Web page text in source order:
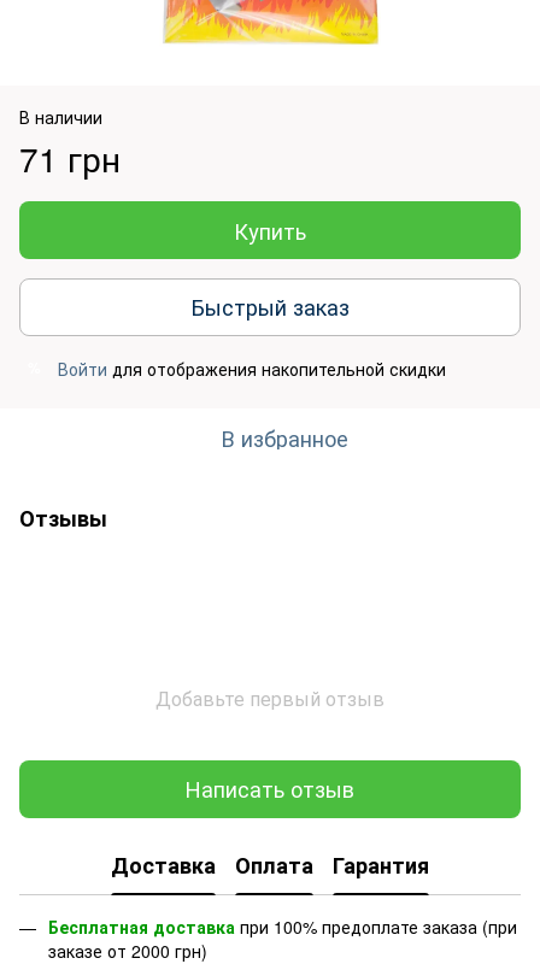
В наличии
71 грн
Купить
Быстрый заказ
Войти для отображения накопительной скидки
В избранное
Отзывы
Добавьте первый отзыв
Написать отзыв
Доставка Оплата Гарантия
Бесплатная доставка при 100% предоплате заказа (при
заказе от 2000 грн)